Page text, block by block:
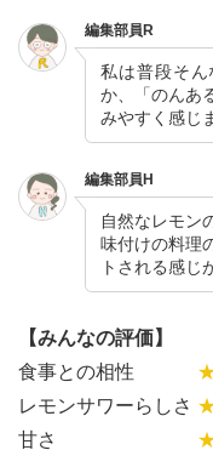
編集部員R
私は普段そ
か、「のんあ
みやすく感じ
編集部員H
自然なレモン
味付けの料理
トされる感じ
【みんなの評価】
食事との相性
レモンサワーらしさ
甘さ